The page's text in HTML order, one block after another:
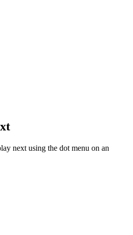
next using the dot menu on an